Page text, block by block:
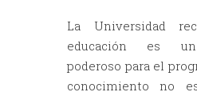
La Universidad
educación es
poderoso para el
conocimiento no